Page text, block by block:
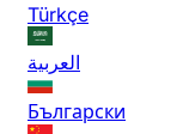
Türkçe
العربية
Български